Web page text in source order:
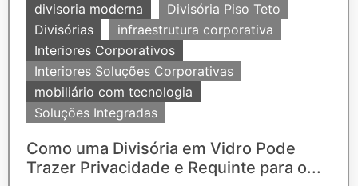
divisoria moderna
Divisória Piso Teto
Divisórias
infraestrutura corporativa
Interiores Corporativos
Interiores Soluções Corporativas
mobiliário com tecnologia
Soluções Integradas
Como uma Divisória em Vidro Pode
Trazer Privacidade e Requinte para o...